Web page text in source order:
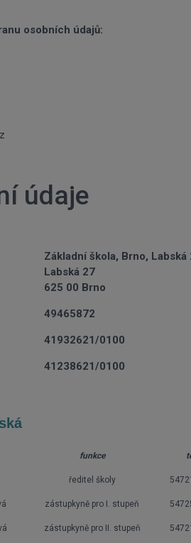
osobních údajů:
údaje
Základní škola, Brno,
Labská 27
625 00 Brno
49465872
41932621/0100
41238621/0100
funkce
ředitel školy
zástupkyně pro I. stupeň
zástupkyně pro II. stupeň